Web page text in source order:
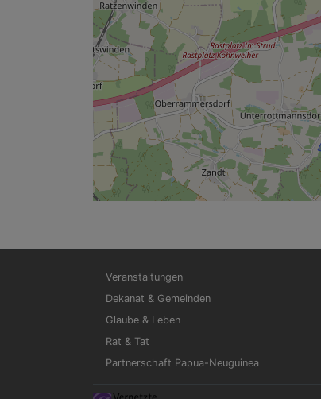
Hauptnavigation
Veranstaltungen
Dekanat & Gemeinden
Glaube & Leben
Rat & Tat
Partnerschaft Papua-Neuguinea